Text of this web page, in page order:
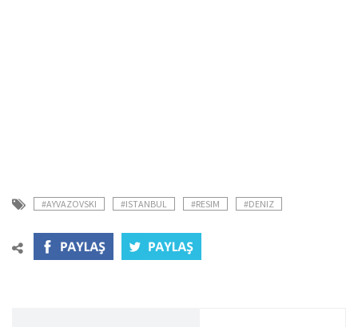
#AYVAZOVSKI #ISTANBUL #RESIM #DENIZ